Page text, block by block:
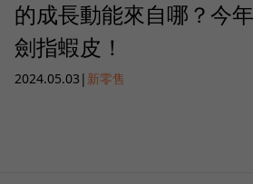
的成長動能來自哪？今
劍指蝦皮！
2024.05.03 | 新零售